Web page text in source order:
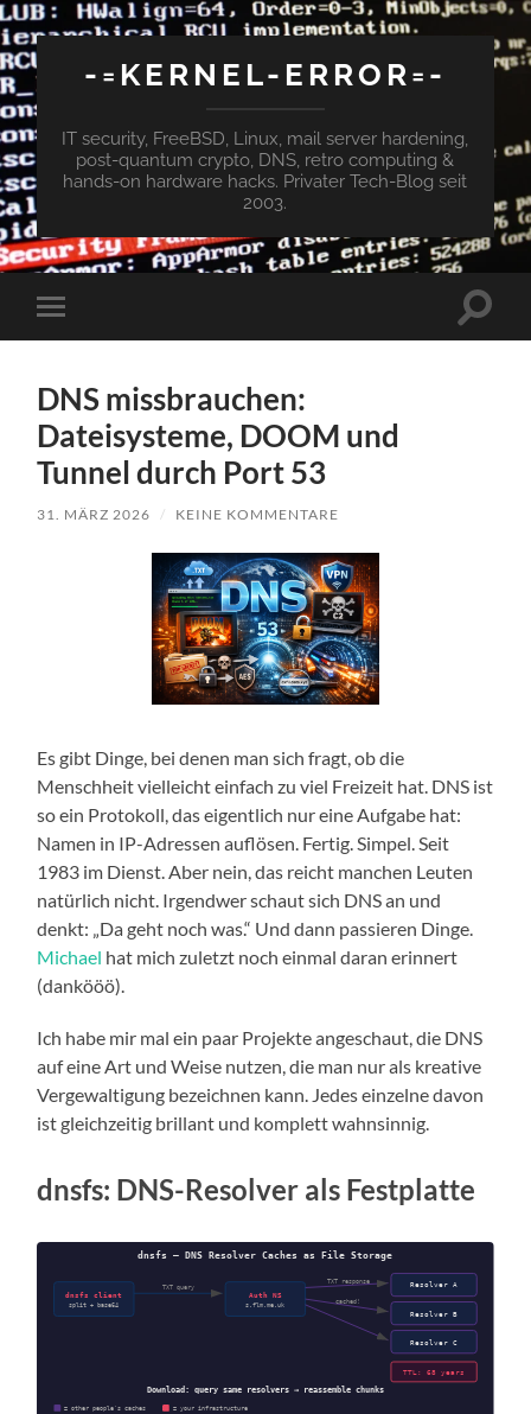
-=KERNEL-ERROR=-
IT security, FreeBSD, Linux, mail server hardening,
post-quantum crypto, DNS, retro computing &
hands-on hardware hacks. Privater Tech-Blog seit
2003.
Mobile-
Menü
DNS missbrauchen:
Dateisysteme, DOOM und
Tunnel durch Port 53
31. MÄRZ 2026 / KEINE KOMMENTARE
Es gibt Dinge, bei denen man sich fragt, ob die
Menschheit vielleicht einfach zu viel Freizeit hat. DNS ist
so ein Protokoll, das eigentlich nur eine Aufgabe hat:
Namen in IP-Adressen auflösen. Fertig. Simpel. Seit
1983 im Dienst. Aber nein, das reicht manchen Leuten
natürlich nicht. Irgendwer schaut sich DNS an und
denkt: „Da geht noch was.“ Und dann passieren Dinge.
Michael hat mich zuletzt noch einmal daran erinnert
(dankööö).
Ich habe mir mal ein paar Projekte angeschaut, die DNS
auf eine Art und Weise nutzen, die man nur als kreative
Vergewaltigung bezeichnen kann. Jedes einzelne davon
ist gleichzeitig brillant und komplett wahnsinnig.
dnsfs: DNS-Resolver als Festplatte